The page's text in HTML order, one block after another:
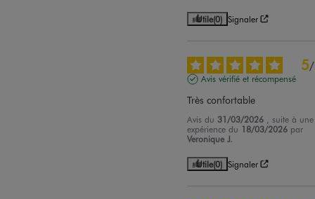
Utile(0) Signaler
5/
Avis vérifié et récompensé
Très confortable
Avis du 31/03/2026
, suite à une
expérience du 18/03/2026 par
Veronique J.
Utile(0) Signaler